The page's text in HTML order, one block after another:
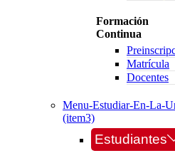
Formación
Continua
Matrícula
Docentes
Menu-Estudiar-En-La-
(item3)
Estudiantes